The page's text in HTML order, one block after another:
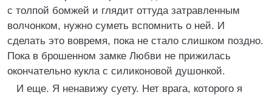
с толпой бомжей и глядит оттуда затравленным
волчонком, нужно суметь вспомнить о ней. И
сделать это вовремя, пока не стало слишком поздно.
Пока в брошенном замке Любви не прижилась
окончательно кукла с силиконовой душонкой.
И еще. Я ненавижу суету. Нет врага, которого я